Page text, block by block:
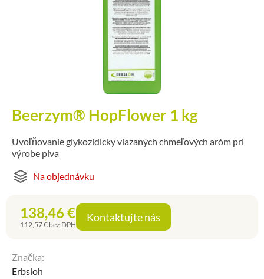
Beerzym® HopFlower 1 kg
Uvoľňovanie glykozidicky viazaných chmeľových aróm pri
výrobe piva
Na objednávku
138,46€
112,57€ bez DPH
Kontaktujte nás
Značka:
Erbsloh